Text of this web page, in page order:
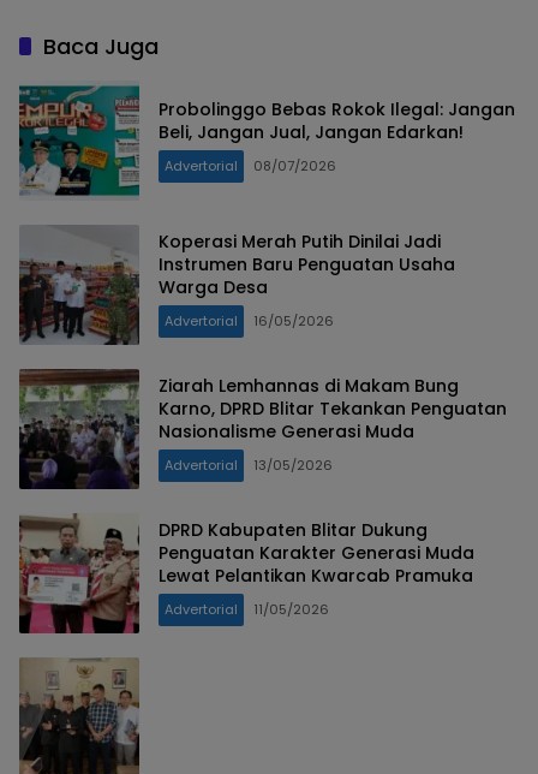
Baca Juga
Probolinggo Bebas Rokok Ilegal: Jangan
Beli, Jangan Jual, Jangan Edarkan!
Advertorial 08/07/2026
Koperasi Merah Putih Dinilai Jadi
Instrumen Baru Penguatan Usaha
Warga Desa
Advertorial 16/05/2026
Ziarah Lemhannas di Makam Bung
Karno, DPRD Blitar Tekankan Penguatan
Nasionalisme Generasi Muda
Advertorial 13/05/2026
DPRD Kabupaten Blitar Dukung
Penguatan Karakter Generasi Muda
Lewat Pelantikan Kwarcab Pramuka
Advertorial 11/05/2026